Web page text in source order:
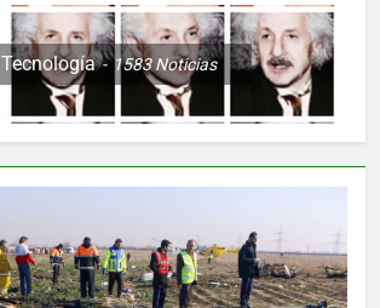
Tecnología 1583Noticias